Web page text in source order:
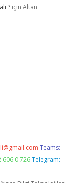
? için Altan
Teams:
606 0 726 Telegram: